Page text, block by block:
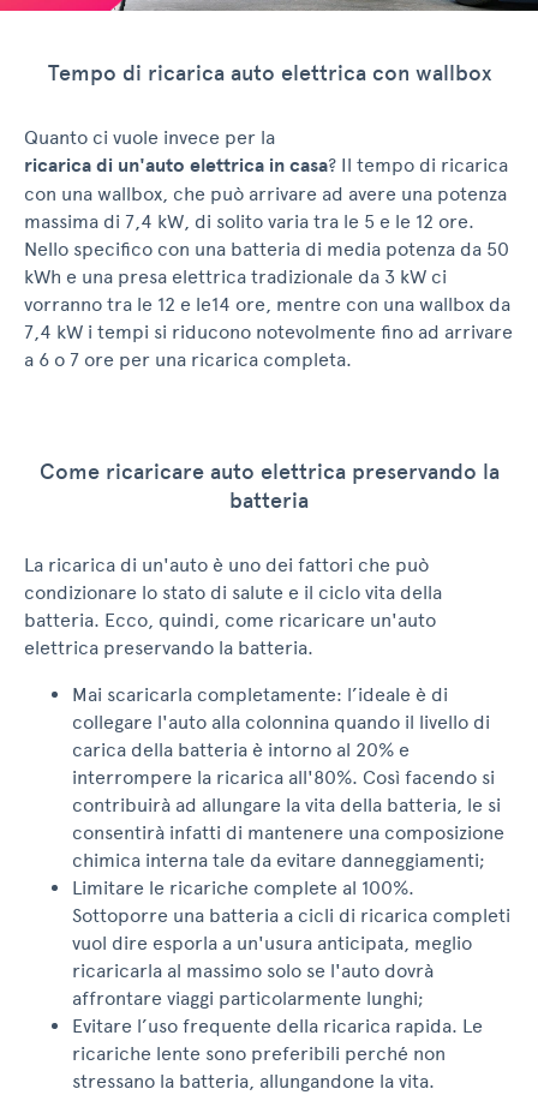
Tempo di ricarica auto elettrica con wallbox
Quanto ci vuole invece per la
ricarica di un'auto elettrica in casa? Il tempo di ricarica
con una wallbox, che può arrivare ad avere una potenza
massima di 7,4 kW, di solito varia tra le 5 e le 12 ore.
Nello specifico con una batteria di media potenza da 50
kWh e una presa elettrica tradizionale da 3 kW ci
vorranno tra le 12 e le14 ore, mentre con una wallbox da
7,4 kW i tempi si riducono notevolmente fino ad arrivare
a 6 o 7 ore per una ricarica completa.
Come ricaricare auto elettrica preservando la
batteria
La ricarica di un'auto è uno dei fattori che può
condizionare lo stato di salute e il ciclo vita della
batteria. Ecco, quindi, come ricaricare un'auto
elettrica preservando la batteria.
Mai scaricarla completamente: l’ideale è di
collegare l'auto alla colonnina quando il livello di
carica della batteria è intorno al 20% e
interrompere la ricarica all'80%. Così facendo si
contribuirà ad allungare la vita della batteria, le si
consentirà infatti di mantenere una composizione
chimica interna tale da evitare danneggiamenti;
Limitare le ricariche complete al 100%.
Sottoporre una batteria a cicli di ricarica completi
vuol dire esporla a un'usura anticipata, meglio
ricaricarla al massimo solo se l'auto dovrà
affrontare viaggi particolarmente lunghi;
Evitare l’uso frequente della ricarica rapida. Le
ricariche lente sono preferibili perché non
stressano la batteria, allungandone la vita.